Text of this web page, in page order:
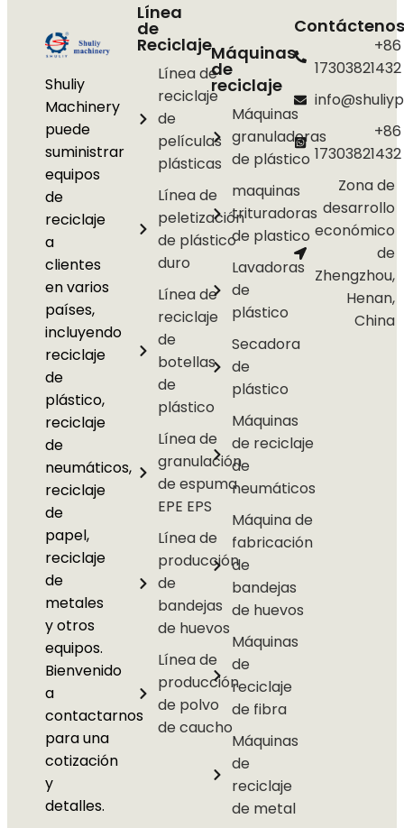
Shuliy
Machinery
puede
suministrar
equipos
de
reciclaje
a
clientes
en varios
países,
incluyendo
reciclaje
de
plástico,
reciclaje
de
neumáticos,
reciclaje
de
papel,
reciclaje
de
metales
y otros
equipos.
Bienvenido
a
contactarnos
para una
cotización
y
detalles.
Línea
de
Reciclaje
Línea de
reciclaje
de
películas
plásticas
Línea de
peletización
de plástico
duro
Línea de
reciclaje
de
botellas
de
plástico
Línea de
granulación
de espuma
EPE EPS
Línea de
producción
de
bandejas
de huevos
Línea de
producción
de polvo
de caucho
Máquinas
de
reciclaje
Máquinas
granuladoras
de plástico
maquinas
trituradoras
de plastico
Lavadoras
de
plástico
Secadora
de
plástico
Máquinas
de reciclaje
de
neumáticos
Máquina de
fabricación
de
bandejas
de huevos
Máquinas
de
reciclaje
de fibra
Máquinas
de
reciclaje
de metal
Contáctenos
+86
17303821432
+86
17303821432
Zona de
desarrollo
económico
de
Zhengzhou,
Henan,
China